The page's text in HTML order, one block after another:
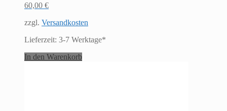
60,00 €
zzgl. Versandkosten
Lieferzeit: 3-7 Werktage*
In den Warenkorb